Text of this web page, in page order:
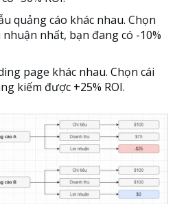
quảng cáo khác nhau. Chọn
nhất, bạn đang có -10%
page khác nhau. Chọn cái
kiếm được +25% ROI.